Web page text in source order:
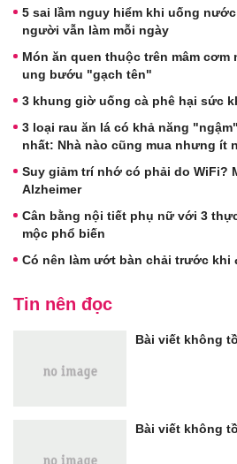
5 sai lầm nguy hiểm khi uống
người vẫn làm mỗi ngày
Món ăn quen thuộc trên mâm
ung bướu "gạch tên"
3 khung giờ uống cà phê hại sức
3 loại rau ăn lá có khả năng
nhất: Nhà nào cũng mua nhưng ít
Suy giảm trí nhớ có phải do WiFi?
Alzheimer
Cân bằng nội tiết phụ nữ với 3
mộc phổ biến
Có nên làm ướt bàn chải trước khi
Tin nên đọc
Bài viết không
Bài viết không